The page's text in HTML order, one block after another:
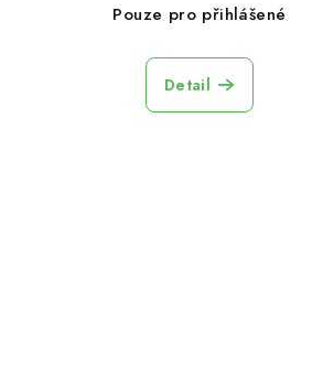
Pouze pro přihlášené
Detail